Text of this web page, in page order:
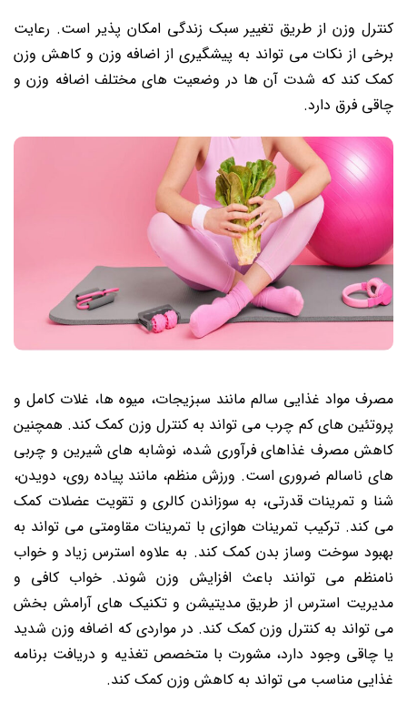
کنترل وزن از طریق تغییر سبک زندگی امکان پذیر است. رعایت
برخی از نکات می تواند به پیشگیری از اضافه وزن و کاهش وزن
کمک کند که شدت آن ها در وضعیت های مختلف اضافه وزن و
چاقی فرق دارد.
مصرف مواد غذایی سالم مانند سبزیجات، میوه ها، غلات کامل و
پروتئین های کم چرب می تواند به کنترل وزن کمک کند. همچنین
کاهش مصرف غذاهای فرآوری شده، نوشابه های شیرین و چربی
های ناسالم ضروری است. ورزش منظم، مانند پیاده روی، دویدن،
شنا و تمرینات قدرتی، به سوزاندن کالری و تقویت عضلات کمک
می کند. ترکیب تمرینات هوازی با تمرینات مقاومتی می تواند به
بهبود سوخت وساز بدن کمک کند. به علاوه استرس زیاد و خواب
نامنظم می توانند باعث افزایش وزن شوند. خواب کافی و
مدیریت استرس از طریق مدیتیشن و تکنیک های آرامش بخش
می تواند به کنترل وزن کمک کند. در مواردی که اضافه وزن شدید
یا چاقی وجود دارد، مشورت با متخصص تغذیه و دریافت برنامه
غذایی مناسب می تواند به کاهش وزن کمک کند.